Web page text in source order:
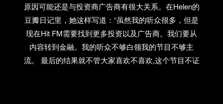
原因可能还是与投资商广告商有很大关系。在Helen的
豆瓣日记里，她这样写道：“虽然我的听众很多，但是
现在Hit FM需要找到更多投资以及广告商。我们要从
内容转到金融。我的听众不够白领我的节目不够主
流。 最后的结果就不管大家喜欢不喜欢,这个节目不证